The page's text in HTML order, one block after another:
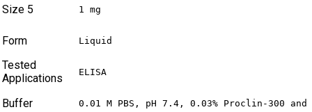
Size 5 1 mg
Form Liquid
Tested
Applications
ELISA
Buffer 0.01 M PBS, pH 7.4, 0.03% Proclin-300 and